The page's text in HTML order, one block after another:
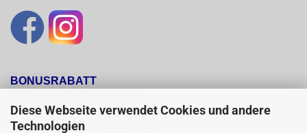
Diese Webseite verwendet Cookies und andere
Technologien
BONUSRABATT
Bonusrabatt.
Ab einem Bestellwert von 250,00 Euro